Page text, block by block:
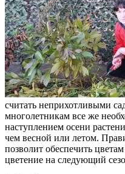
считать неприхотливыми
многолетникам все же
наступлением осени
чем весной или летом.
позволит обеспечить
цветение на следующий